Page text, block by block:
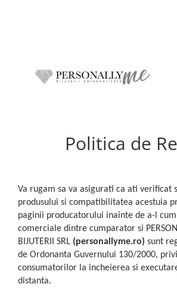
Pentru iubita / sotie
Pentru cadre didactice
Pentru Nasi
Pentru copii / bebelusi
Constelatii si Zodii
Bratari dama
Cercei
Banuti Botez & Mot
Medalioane animalute
Blessed Beginnings
Summer VibesPolitica de
Va rugam sa va asigurati ca ati verificat
produsului si compatibilitatea acestuia
paginii producatorului inainte de a-l
comerciale dintre cumparator si
BIJUTERII SRL (personallyme.ro) sunt
de Ordonanta Guvernului 130/2000,
consumatorilor la incheierea si
distanta.